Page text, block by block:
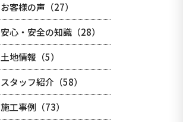
お客様の声（27）
安心・安全の知識（28）
土地情報（5）
スタッフ紹介（58）
施工事例（73）